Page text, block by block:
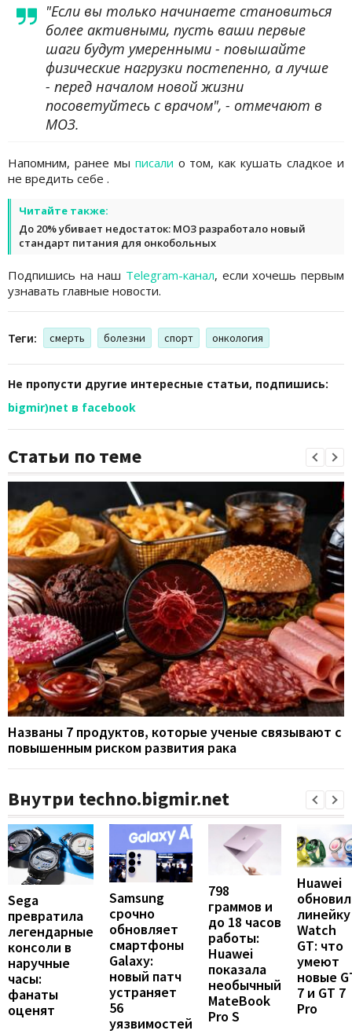
"Если вы только начинаете становиться
более активными, пусть ваши первые
шаги будут умеренными - повышайте
физические нагрузки постепенно, а лучше
- перед началом новой жизни
посоветуйтесь с врачом", - отмечают в
МОЗ.
Напомним, ранее мы писали о том, как кушать сладкое и
не вредить себе .
Читайте также:
До 20% убивает недостаток: МОЗ разработало новый
стандарт питания для онкобольных
Подпишись на наш Telegram-канал, если хочешь первым
узнавать главные новости.
Теги: смерть болезни спорт онкология
Не пропусти другие интересные статьи, подпишись:
bigmir)net в facebook
Статьи по теме
Названы 7 продуктов, которые ученые связывают с
повышенным риском развития рака
Внутри techno.bigmir.net
Sega
превратила
легендарные
консоли в
наручные
часы:
фанаты
оценят
Samsung
срочно
обновляет
смартфоны
Galaxy:
новый патч
устраняет
56
уязвимостей
798
граммов и
до 18 часов
работы:
Huawei
показала
необычный
MateBook
Pro S
Huawei
линейку
Watch
GT: что
умеют
новые
7 и GT 7
Pro